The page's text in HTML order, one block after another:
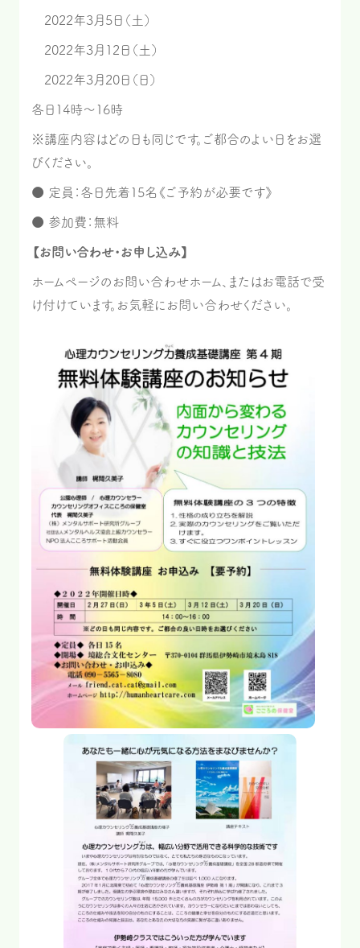
2022年3月5日（土）
2022年3月12日（土）
2022年3月20日（日）
各日14時～16時
※講座内容はどの日も同じです。ご都合のよい日をお選
びください。
● 定員：各日先着15名《ご予約が必要です》
● 参加費：無料
【お問い合わせ・お申し込み】
ホームページのお問い合わせホーム、またはお電話で受
け付けています。お気軽にお問い合わせください。